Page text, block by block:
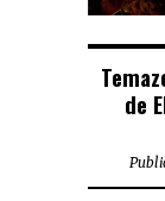
de